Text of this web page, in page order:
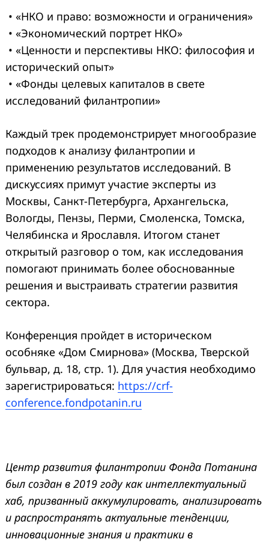
• «НКО и право: возможности и ограничения»
• «Экономический портрет НКО»
• «Ценности и перспективы НКО: философия и
исторический опыт»
• «Фонды целевых капиталов в свете
исследований филантропии»
Каждый трек продемонстрирует многообразие
подходов к анализу филантропии и
применению результатов исследований. В
дискуссиях примут участие эксперты из
Москвы, Санкт-Петербурга, Архангельска,
Вологды, Пензы, Перми, Смоленска, Томска,
Челябинска и Ярославля. Итогом станет
открытый разговор о том, как исследования
помогают принимать более обоснованные
решения и выстраивать стратегии развития
сектора.
Конференция пройдет в историческом
особняке «Дом Смирнова» (Москва, Тверской
бульвар, д. 18, стр. 1). Для участия необходимо
зарегистрироваться: https://crf-
conference.fondpotanin.ru
Центр развития филантропии Фонда Потанина
был создан в 2019 году как интеллектуальный
хаб, призванный аккумулировать, анализировать
и распространять актуальные тенденции,
инновационные знания и практики в